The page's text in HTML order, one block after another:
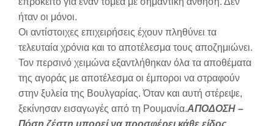
ήταν οι μόνοι.
Οι αντίστοιχες επιχειρήσεις έχουν πληθύνει τα
τελευταία χρόνια και το αποτέλεσμα τους αποζημιώνει.
Τον περσινό χειμώνα εξαντλήθηκαν όλα τα αποθέματα
της αγοράς με αποτέλεσμα οι έμποροι να στραφούν
στην ξυλεία της Βουλγαρίας. Όταν και αυτή στέρεψε,
ξεκίνησαν εισαγωγές από τη Ρουμανία.ΑΠΟΔΟΣΗ –
Πόση ζέστη μπορεί να προσφέρει κάθε είδος